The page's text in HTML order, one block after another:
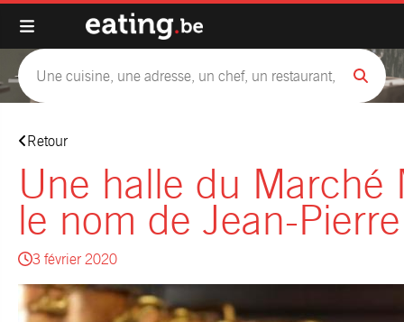
Retour
Une halle du Marché
le nom de Jean-
3 février 2020